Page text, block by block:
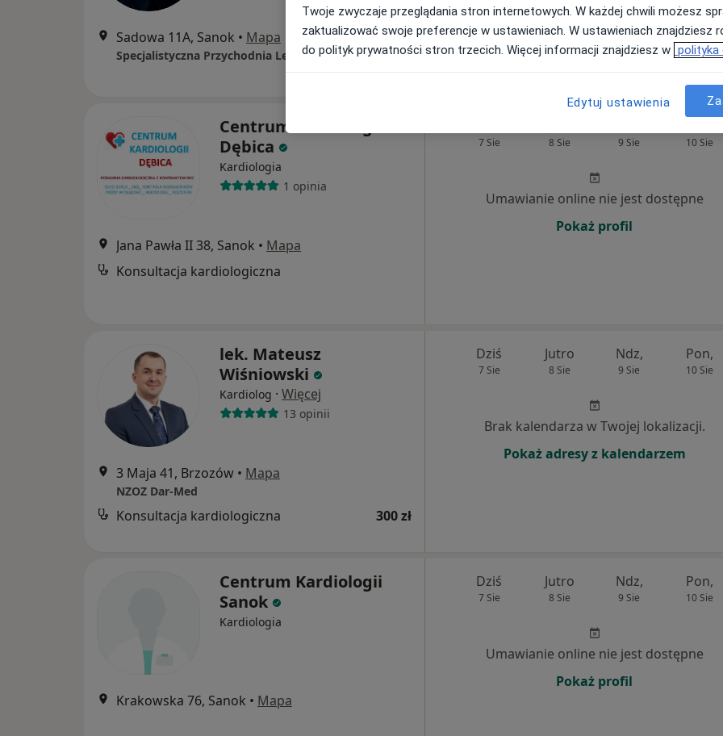
Sadowa 11A, Sanok • Mapa
Specjalistyczna Przychodnia Lekarska spółki cywilnej Sanmed w Sanoku
Poproś o wizytę
Centrum Kardiologii
Dębica
Kardiologia
1 opinia
Jana Pawła II 38, Sanok • Mapa
Konsultacja kardiologiczna
7 Sie 8 Sie 9 Sie 10 Sie
Umawianie online nie jest dostępne
Pokaż profil
lek. Mateusz
Wiśniowski
Kardiolog · Więcej
13 opinii
3 Maja 41, Brzozów • Mapa
NZOZ Dar-Med
Konsultacja kardiologiczna 300 zł
Dziś
7 Sie
Jutro
8 Sie
Ndz,
9 Sie
Pon,
10 Sie
Brak kalendarza w Twojej lokalizacji.
Pokaż adresy z kalendarzem
Centrum Kardiologii
Sanok
Kardiologia
Krakowska 76, Sanok • Mapa
Dziś
7 Sie
Jutro
8 Sie
Ndz,
9 Sie
Pon,
10 Sie
Umawianie online nie jest dostępne
Pokaż profil
Twoje zwyczaje przeglądania stron internetowych. W każdej chwili możesz
zaktualizować swoje preferencje w ustawieniach. W ustawieniach znajdziesz
do polityk prywatności stron trzecich. Więcej informacji znajdziesz w polityka
Edytuj ustawienia